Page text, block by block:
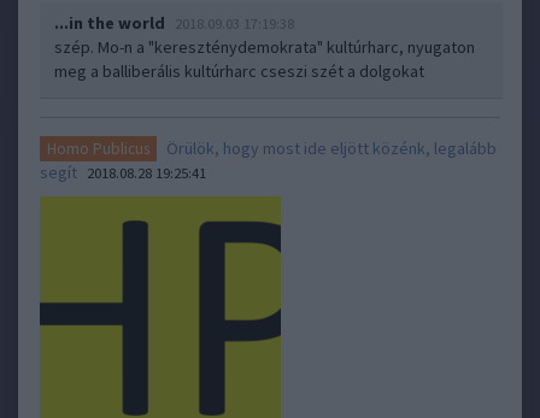
...in the world 2018.09.03 17:19:38
szép. Mo-n a "kereszténydemokrata" kultúrharc, nyugaton
meg a balliberális kultúrharc cseszi szét a dolgokat
Homo Publicus
Örülök, hogy most ide eljött közénk, legalább
segít 2018.08.28 19:25:41